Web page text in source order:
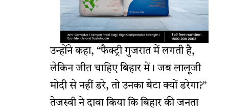
उन्होंने कहा, “फैक्ट्री गुजरात में लगती है,
लेकिन जीत चाहिए बिहार में। जब लालूजी
मोदी से नहीं डरे, तो उनका बेटा क्यों डरेगा?”
तेजस्वी ने दावा किया कि बिहार की जनता